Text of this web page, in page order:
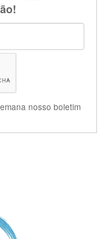
nosso boletim